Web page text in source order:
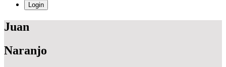
Login
Juan
Naranjo